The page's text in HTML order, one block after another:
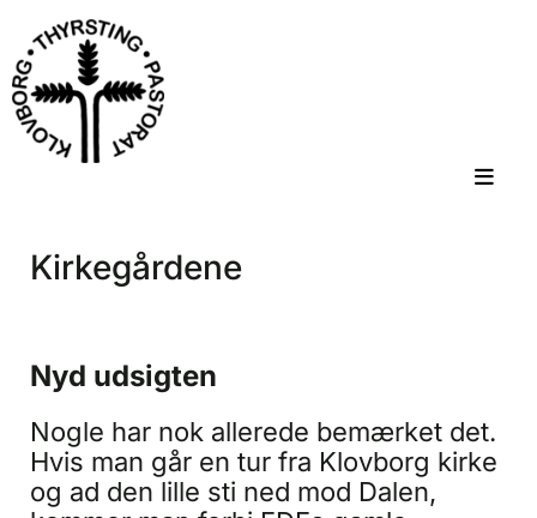
Kirkegårdene
Nyd udsigten
Nogle har nok allerede bemærket det.
Hvis man går en tur fra Klovborg kirke
og ad den lille sti ned mod Dalen,